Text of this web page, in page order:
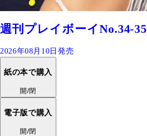
週刊プレイボーイNo.34-35
2026年08月10日発売
紙の本で購入
開/閉
電子版で購入
開/閉